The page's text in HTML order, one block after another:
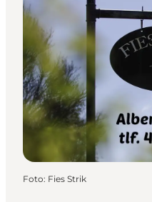
Foto: Fies Strik